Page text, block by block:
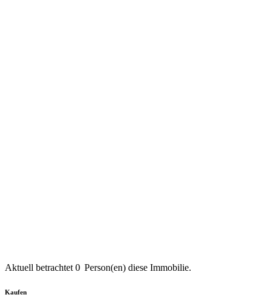
Aktuell betrachtet 0 Person(en) diese Immobilie.
Kaufen